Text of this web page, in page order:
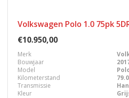
Volkswagen Polo 1.0 75pk
€10.950,00
Merk
Bouwjaar
Model
Kilometerstand
Transmissie
Kleur